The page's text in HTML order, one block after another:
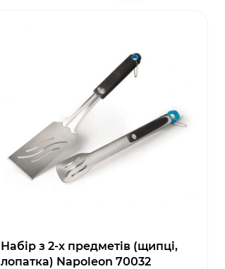
Набір з 2-х предметів (щипці,
лопатка) Napoleon 70032